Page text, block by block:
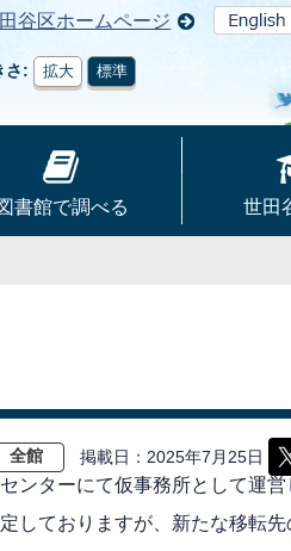
谷区ホームページ
さ 拡大 標準
書館で調べる 世田
全館 掲載日 2025年7月25日
ンターにて仮事務所として運営
しておりますが、新たな移転先